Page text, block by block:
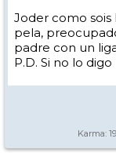
Joder como sois
pela,
padre con un
P.D. Si no lo
Karma: 19